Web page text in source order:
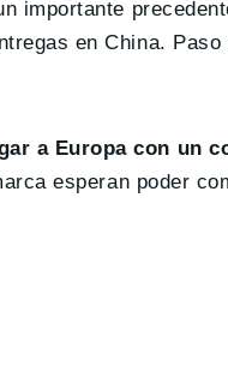
importante
en China. Paso
a Europa con un
esperan poder